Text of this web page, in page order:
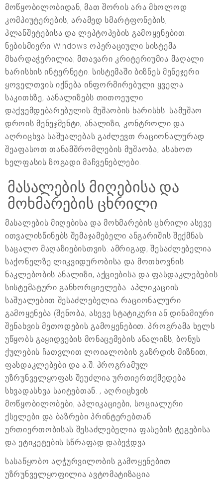
მოწყობილობიდან, მათ შორის არა მხოლოდ
კომპიუტერების, არამედ სმარტფონების,
პლანშეტებისა და ლეპტოპების გამოყენებით.
ნებისმიერი Windows ოპერაციული სისტემა
მხარდაჭერილია; მთავარი კრიტერიუმია მაღალი
ხარისხის ინტერნეტი. სისტემაში ბიზნეს მენეჯერი
ყოველთვის იქნება ინფორმირებული ყველა
საკითხზე, აანალიზებს თითოეული
დაქვემდებარებულის მუშაობის ხარისხს. სამუშაო
დროის მენეჯმენტი, ანალიზი, კონტროლი და
აღრიცხვა საშუალებას გაძლევთ რაციონალურად
შეაფასოთ თანამშრომლების მუშაობა, ასახოთ
ხელფასის ზოგადი მაჩვენებლები.
მასალების მიღებისა და
მოხმარების ცხრილი
მასალების მიღებისა და მოხმარების ცხრილი ასევე
ითვალისწინებს შემაჯამებელი ანგარიშის შექმნას
საცალო მაღაზიებისთვის. ამრიგად, შესაძლებელია
საქონელზე ლიკვიდურობისა და მოთხოვნის
ნაკლებობის ანალიზი, აქციებისა და ფასდაკლებების
სისტემატური განხორციელება. აპლიკაციის
საშუალებით შესაძლებელია რაციონალური
გამოყენება (შენობა, ასევე სტატიკური ან დინამიური
შენახვის მეთოდების გამოყენებით. პროგრამა ხელს
უწყობს გაყიდვების მონაცემების ანალიზს, ბონუს
ქულების ჩათვლით ლოიალობის გაზრდის მიზნით,
ფასდაკლებები და ა.შ. პროგრამულ
უზრუნველყოფას შეუძლია ურთიერთქმედება
სხვადასხვა საიტებთან. , აღრიცხვის
მოწყობილობები, აპლიკაციები, სოციალური
ქსელები და ბაზრები პრინტერებთან
ურთიერთობისას შესაძლებელია ფასების ტეგებისა
და ეტიკეტების სწრაფად დაბეჭდვა.
სასაწყობო აღჭურვილობის გამოყენებით
უზრუნველყოფილია ავტომატიზაცია